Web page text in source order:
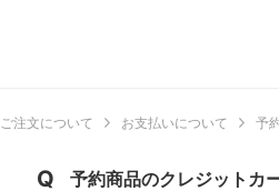
ご注文について お支払いについて 予
予約商品のクレジットカ